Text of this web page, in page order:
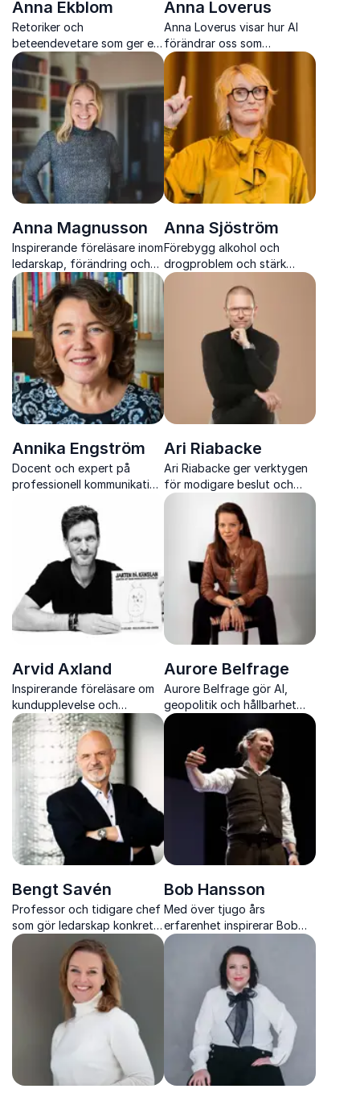
Anna Ekblom
Retoriker och
beteendevetare som ger er
verktyg för tydligare
kommunikation och starkare
genomslag i arbetslivet
Anna Loverus
Anna Loverus visar hur AI
förändrar oss som
människor och ger verktyg
för att leda i en tid av
snabb teknisk förändring
Anna Magnusson
Inspirerande föreläsare inom
ledarskap, förändring och
strategisk utveckling
Anna Sjöström
Förebygg alkohol och
drogproblem och stärk
lönsamheten med konkreta,
forskningsbaserade verktyg
för hela organisationen
Annika Engström
Docent och expert på
professionell kommunikation
Ari Riabacke
Ari Riabacke ger verktygen
för modigare beslut och
framtidssäkrat ledarskap
Arvid Axland
Inspirerande föreläsare om
kundupplevelse och
meningsfulla upplevelser
Aurore Belfrage
Aurore Belfrage gör AI,
geopolitik och hållbarhet
begripligt, relevant och
direkt användbart
Bengt Savén
Professor och tidigare chef
som gör ledarskap konkret,
hållbart och
handlingskraftigt
Bob Hansson
Med över tjugo års
erfarenhet inspirerar Bob
Hansson till ett mer
mänskligt arbetsliv med
varm humor, snällhet och
tydliga verktyg.